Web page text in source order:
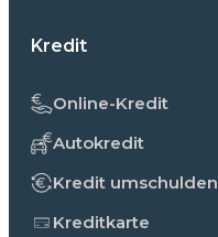
Kredit
Online-Kredit
Autokredit
Kredit umschulden
Kreditkarte